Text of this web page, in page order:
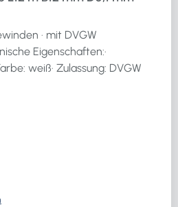
· mit DVGW
Eigenschaften:·
weiß· Zulassung: DVGW